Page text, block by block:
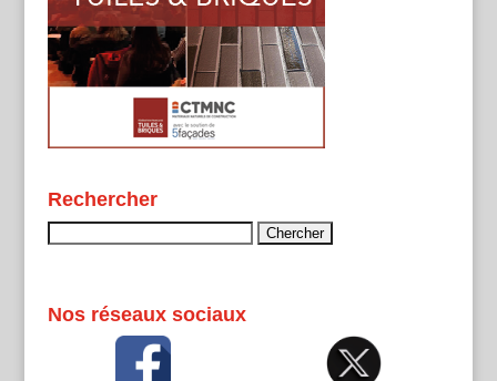
Rechercher
Nos réseaux sociaux